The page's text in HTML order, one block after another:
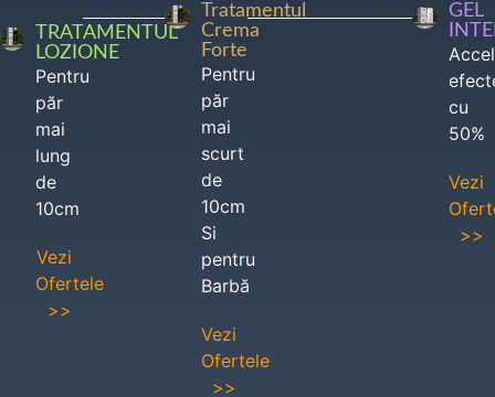
TRATAMENTUL
LOZIONE
Pentru
păr
mai
lung
de
10cm
Vezi
Ofertele
>>
Tratamentul
Crema
Forte
Pentru
păr
mai
scurt
de
10cm
Si
pentru
Barbă
Vezi
Ofertele
>>
GEL
cu
50%
Vezi
>>